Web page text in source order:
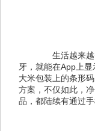
生活越来越
牙，就能在App上
大米包装上的条形
方案，不仅如此，
品，都陆续有通过